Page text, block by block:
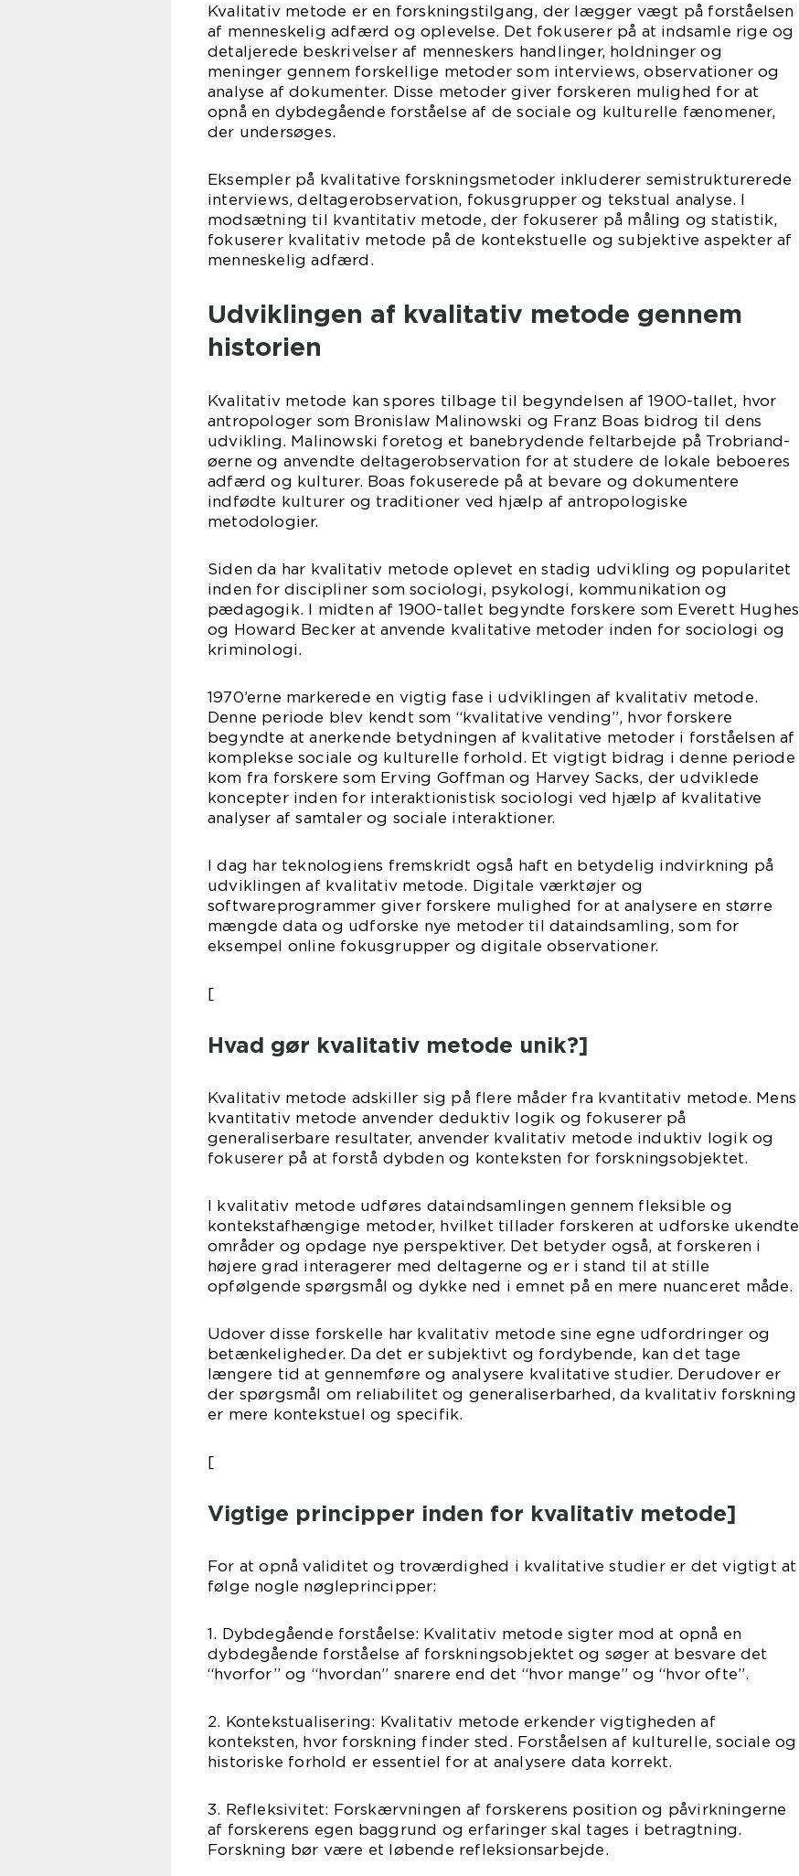
Kvalitativ metode er en forskningstilgang, der lægger vægt på forståelsen
af menneskelig adfærd og oplevelse. Det fokuserer på at indsamle rige og
detaljerede beskrivelser af menneskers handlinger, holdninger og
meninger gennem forskellige metoder som interviews, observationer og
analyse af dokumenter. Disse metoder giver forskeren mulighed for at
opnå en dybdegående forståelse af de sociale og kulturelle fænomener,
der undersøges.
Eksempler på kvalitative forskningsmetoder inkluderer semistrukturerede
interviews, deltagerobservation, fokusgrupper og tekstual analyse. I
modsætning til kvantitativ metode, der fokuserer på måling og statistik,
fokuserer kvalitativ metode på de kontekstuelle og subjektive aspekter af
menneskelig adfærd.
Udviklingen af kvalitativ metode gennem
historien
Kvalitativ metode kan spores tilbage til begyndelsen af 1900-tallet, hvor
antropologer som Bronislaw Malinowski og Franz Boas bidrog til dens
udvikling. Malinowski foretog et banebrydende feltarbejde på Trobriand-
øerne og anvendte deltagerobservation for at studere de lokale beboeres
adfærd og kulturer. Boas fokuserede på at bevare og dokumentere
indfødte kulturer og traditioner ved hjælp af antropologiske
metodologier.
Siden da har kvalitativ metode oplevet en stadig udvikling og popularitet
inden for discipliner som sociologi, psykologi, kommunikation og
pædagogik. I midten af 1900-tallet begyndte forskere som Everett Hughes
og Howard Becker at anvende kvalitative metoder inden for sociologi og
kriminologi.
1970’erne markerede en vigtig fase i udviklingen af kvalitativ metode.
Denne periode blev kendt som “kvalitative vending”, hvor forskere
begyndte at anerkende betydningen af kvalitative metoder i forståelsen af
komplekse sociale og kulturelle forhold. Et vigtigt bidrag i denne periode
kom fra forskere som Erving Goffman og Harvey Sacks, der udviklede
koncepter inden for interaktionistisk sociologi ved hjælp af kvalitative
analyser af samtaler og sociale interaktioner.
I dag har teknologiens fremskridt også haft en betydelig indvirkning på
udviklingen af kvalitativ metode. Digitale værktøjer og
softwareprogrammer giver forskere mulighed for at analysere en større
mængde data og udforske nye metoder til dataindsamling, som for
eksempel online fokusgrupper og digitale observationer.
[
Hvad gør kvalitativ metode unik?]
Kvalitativ metode adskiller sig på flere måder fra kvantitativ metode. Mens
kvantitativ metode anvender deduktiv logik og fokuserer på
generaliserbare resultater, anvender kvalitativ metode induktiv logik og
fokuserer på at forstå dybden og konteksten for forskningsobjektet.
I kvalitativ metode udføres dataindsamlingen gennem fleksible og
kontekstafhængige metoder, hvilket tillader forskeren at udforske ukendte
områder og opdage nye perspektiver. Det betyder også, at forskeren i
højere grad interagerer med deltagerne og er i stand til at stille
opfølgende spørgsmål og dykke ned i emnet på en mere nuanceret måde.
Udover disse forskelle har kvalitativ metode sine egne udfordringer og
betænkeligheder. Da det er subjektivt og fordybende, kan det tage
længere tid at gennemføre og analysere kvalitative studier. Derudover er
der spørgsmål om reliabilitet og generaliserbarhed, da kvalitativ forskning
er mere kontekstuel og specifik.
[
Vigtige principper inden for kvalitativ metode]
For at opnå validitet og troværdighed i kvalitative studier er det vigtigt at
følge nogle nøgleprincipper:
1. Dybdegående forståelse: Kvalitativ metode sigter mod at opnå en
dybdegående forståelse af forskningsobjektet og søger at besvare det
“hvorfor” og “hvordan” snarere end det “hvor mange” og “hvor ofte”.
2. Kontekstualisering: Kvalitativ metode erkender vigtigheden af
konteksten, hvor forskning finder sted. Forståelsen af kulturelle, sociale og
historiske forhold er essentiel for at analysere data korrekt.
3. Refleksivitet: Forskærvningen af forskerens position og påvirkningerne
af forskerens egen baggrund og erfaringer skal tages i betragtning.
Forskning bør være et løbende refleksionsarbejde.